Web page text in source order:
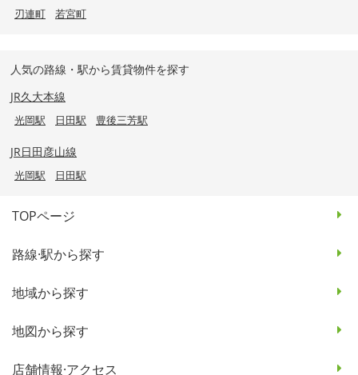
刃連町
若宮町
人気の路線・駅から賃貸物件を探す
JR久大本線
光岡駅 日田駅 豊後三芳駅
JR日田彦山線
光岡駅 日田駅
TOPページ
路線·駅から探す
地域から探す
地図から探す
店舗情報·アクセス